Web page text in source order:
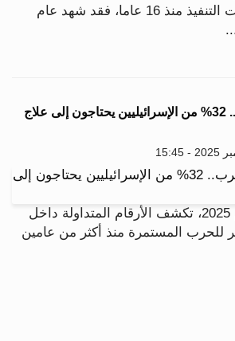
أعلى عدد من عمليات التنفيذ منذ 16 عاما، فقد شهد عام
بعد عامين من الحرب.. 32% من الإسرائيليين يحتاجون إلى علاج
مع اقتراب نهاية عام 2025، تكشف الأرقام المتداولة داخل
للحرب المستمرة منذ أكثر من عامين